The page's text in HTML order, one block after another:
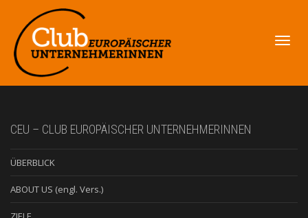
CEU – CLUB EUROPÄISCHER UNTERNEHMERINNEN
ÜBERBLICK
ABOUT US (engl. Vers.)